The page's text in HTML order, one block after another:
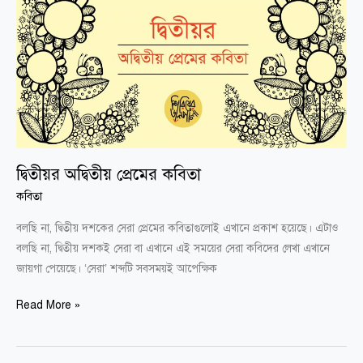
দ্বিতীয়র অদ্বিতীয় প্রেমের কবিতা
কবিতা
বলছি না, দ্বিতীয় দশকের সেরা প্রেমের কবিতাগুলোই এখানে প্রকাশ হয়েছে। এটাও
বলছি না, দ্বিতীয় দশকই সেরা বা এখানে এই সময়ের সেরা কবিদের লেখা এখানে
জায়গা পেয়েছে। ‘সেরা’ শব্দটি সবসময়ই আপেক্ষিক
অদ্বিতীয়
প্রেমের
কবিতা
Read More »